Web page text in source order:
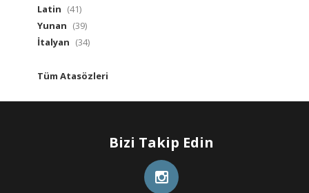
Latin (41)
Yunan (39)
İtalyan (34)
Tüm Atasözleri
Bizi Takip Edin